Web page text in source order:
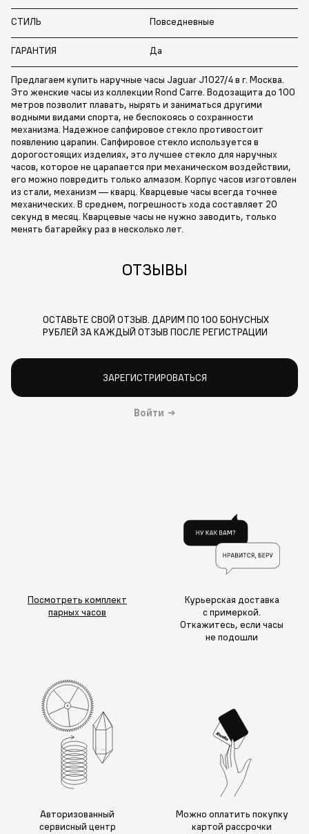
СТИЛЬ Повседневные
ГАРАНТИЯ Да
Предлагаем купить наручные часы Jaguar J1027/4 в г. Москва.
Это женские часы из коллекции Rond Carre. Водозащита до 100
метров позволит плавать, нырять и заниматься другими
водными видами спорта, не беспокоясь о сохранности
механизма. Надежное сапфировое стекло противостоит
появлению царапин. Сапфировое стекло используется в
дорогостоящих изделиях, это лучшее стекло для наручных
часов, которое не царапается при механическом воздействии,
его можно повредить только алмазом. Корпус часов изготовлен
из стали, механизм — кварц. Кварцевые часы всегда точнее
механических. В среднем, погрешность хода составляет 20
секунд в месяц. Кварцевые часы не нужно заводить, только
менять батарейку раз в несколько лет.
ОТЗЫВЫ
ОСТАВЬТЕ СВОЙ ОТЗЫВ. ДАРИМ ПО 100 БОНУСНЫХ
РУБЛЕЙ ЗА КАЖДЫЙ ОТЗЫВ ПОСЛЕ РЕГИСТРАЦИИ
ЗАРЕГИСТРИРОВАТЬСЯ
Войти →
Посмотреть комплект
парных часов
Курьерская доставка
с примеркой.
Откажитесь, если часы
не подошли
Авторизованный
сервисный центр
Можно оплатить покупку
картой рассрочки